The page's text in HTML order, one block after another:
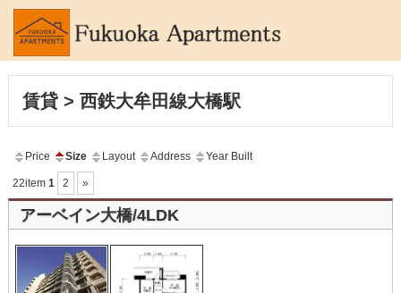
賃貸 > 西鉄大牟田線大橋駅
Price Size Layout Address Year Built
22item 1 2 »
アーベイン大橋/4LDK